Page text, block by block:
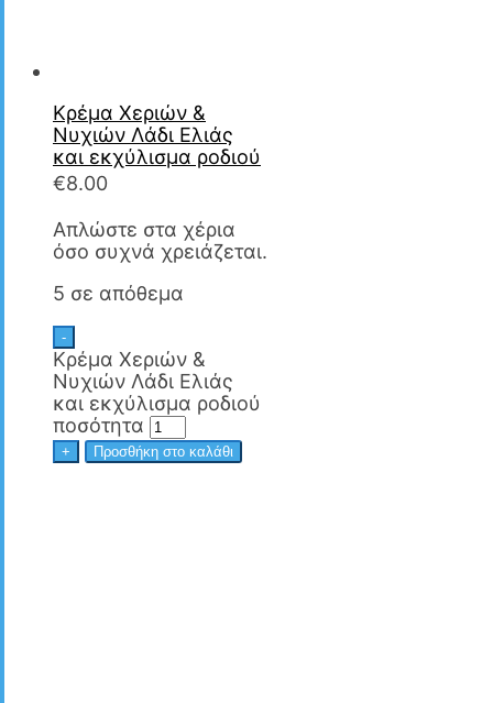
Κρέμα Χεριών &
Νυχιών Λάδι Ελιάς
και εκχύλισμα ροδιού
€8.00
Απλώστε στα χέρια
όσο συχνά χρειάζεται.
5 σε απόθεμα
-
Κρέμα Χεριών &
Νυχιών Λάδι Ελιάς
και εκχύλισμα ροδιού
ποσότητα
+ Προσθήκη στο καλάθι